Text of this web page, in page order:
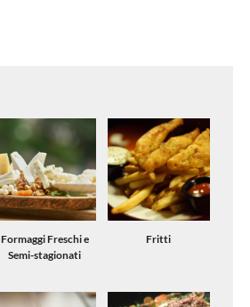
Formaggi Freschi e
Semi-stagionati
Fritti